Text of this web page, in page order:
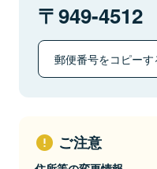
949-4512
郵便番号をコピーす
ご注意